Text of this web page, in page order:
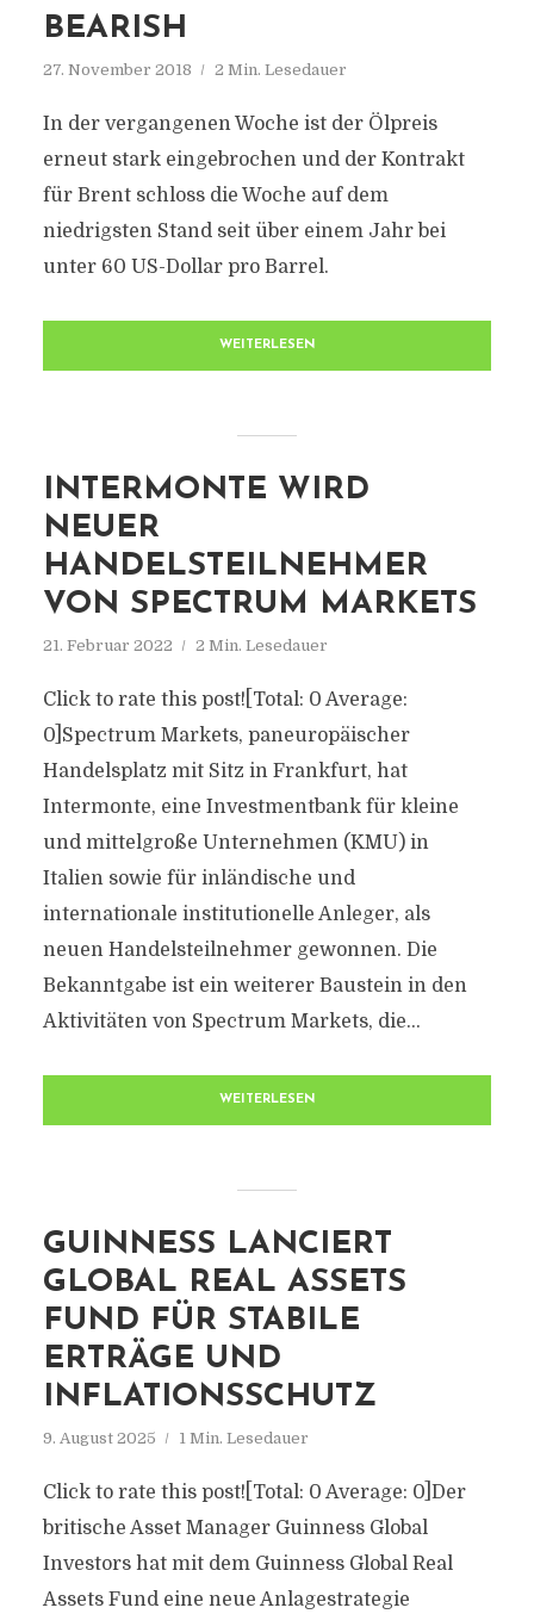
BEARISH
27. November 2018 2 Min. Lesedauer
In der vergangenen Woche ist der Ölpreis
erneut stark eingebrochen und der Kontrakt
für Brent schloss die Woche auf dem
niedrigsten Stand seit über einem Jahr bei
unter 60 US-Dollar pro Barrel.
WEITERLESEN
INTERMONTE WIRD
NEUER
HANDELSTEILNEHMER
VON SPECTRUM MARKETS
21. Februar 2022 2 Min. Lesedauer
Click to rate this post![Total: 0 Average:
0]Spectrum Markets, paneuropäischer
Handelsplatz mit Sitz in Frankfurt, hat
Intermonte, eine Investmentbank für kleine
und mittelgroße Unternehmen (KMU) in
Italien sowie für inländische und
internationale institutionelle Anleger, als
neuen Handelsteilnehmer gewonnen. Die
Bekanntgabe ist ein weiterer Baustein in den
Aktivitäten von Spectrum Markets, die...
WEITERLESEN
GUINNESS LANCIERT
GLOBAL REAL ASSETS
FUND FÜR STABILE
ERTRÄGE UND
INFLATIONSSCHUTZ
9. August 2025 1 Min. Lesedauer
Click to rate this post![Total: 0 Average: 0]Der
britische Asset Manager Guinness Global
Investors hat mit dem Guinness Global Real
Assets Fund eine neue Anlagestrategie